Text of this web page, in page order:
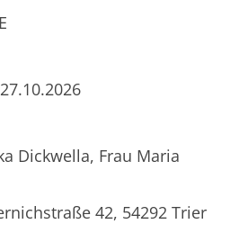
Dickwella, Frau Maria
42, 54292 Trier